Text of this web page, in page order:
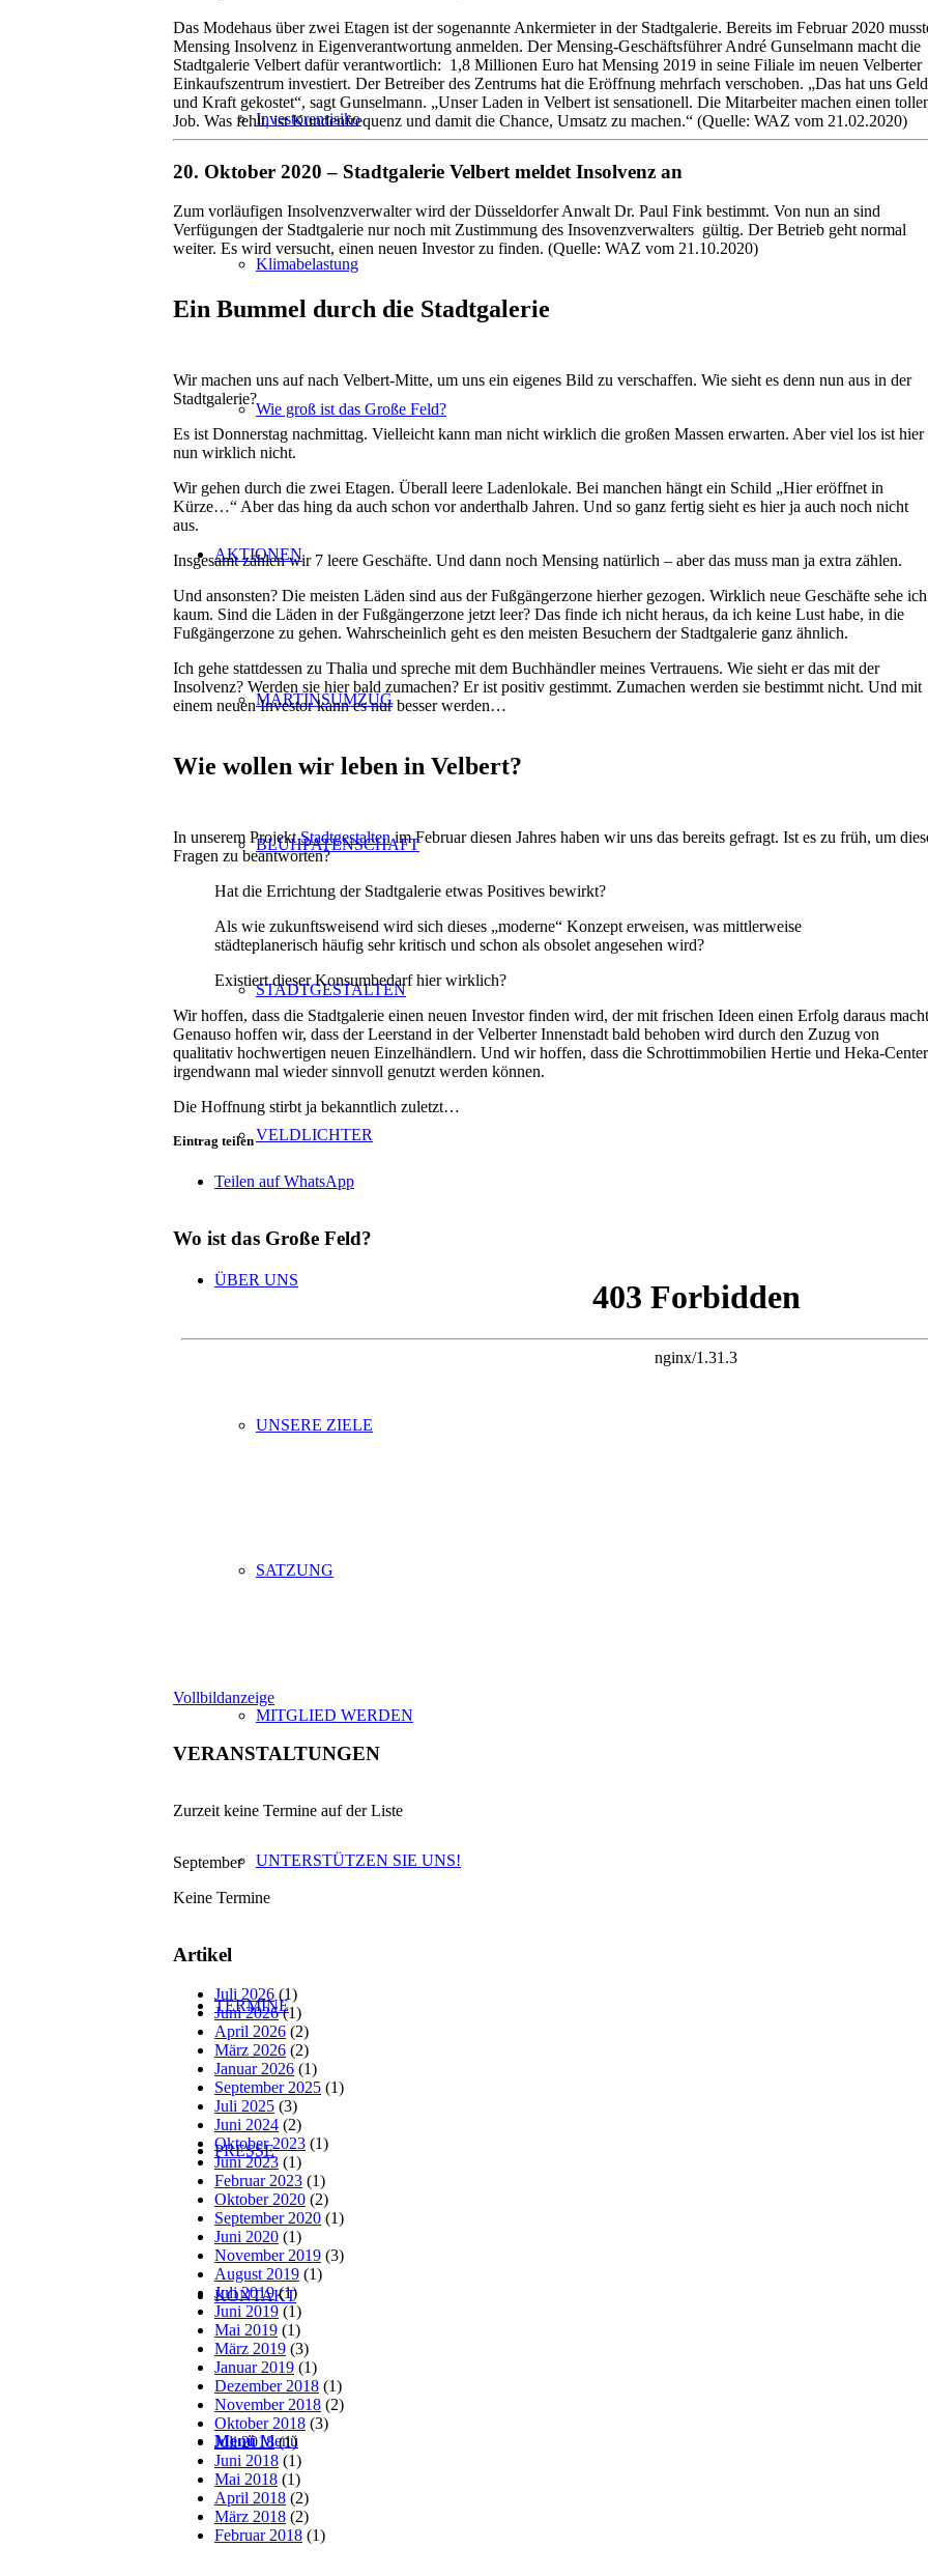
Investorenrisiko
Klimabelastung
Wie groß ist das Große Feld?
AKTIONEN
MARTINSUMZUG
BLÜHPATENSCHAFT
STADTGESTALTEN
VELDLICHTER
ÜBER UNS
UNSERE ZIELE
SATZUNG
MITGLIED WERDEN
UNTERSTÜTZEN SIE UNS!
TERMINE
PRESSE
KONTAKT
Menü Menü
Das Modehaus über zwei Etagen ist der sogenannte Ankermieter in der Stadtgalerie. Bereits im Februar 2020
Mensing Insolvenz in Eigenverantwortung anmelden. Der Mensing-Geschäftsführer André Gunselmann macht die
Stadtgalerie Velbert dafür verantwortlich: 1,8 Millionen Euro hat Mensing 2019 in seine Filiale im neuen Velberter
Einkaufszentrum investiert. Der Betreiber des Zentrums hat die Eröffnung mehrfach verschoben. „Das hat uns Geld
und Kraft gekostet“, sagt Gunselmann. „Unser Laden in Velbert ist sensationell. Die Mitarbeiter machen einen
Job. Was fehlt, ist Kundenfrequenz und damit die Chance, Umsatz zu machen.“ (Quelle: WAZ vom 21.02.2020)
20. Oktober 2020 – Stadtgalerie Velbert meldet Insolvenz an
Zum vorläufigen Insolvenzverwalter wird der Düsseldorfer Anwalt Dr. Paul Fink bestimmt. Von nun an sind
Verfügungen der Stadtgalerie nur noch mit Zustimmung des Insovenzverwalters gültig. Der Betrieb geht normal
weiter. Es wird versucht, einen neuen Investor zu finden. (Quelle: WAZ vom 21.10.2020)
Ein Bummel durch die Stadtgalerie
Wir machen uns auf nach Velbert-Mitte, um uns ein eigenes Bild zu verschaffen. Wie sieht es denn nun aus in der
Stadtgalerie?
Es ist Donnerstag nachmittag. Vielleicht kann man nicht wirklich die großen Massen erwarten. Aber viel los ist hier
nun wirklich nicht.
Wir gehen durch die zwei Etagen. Überall leere Ladenlokale. Bei manchen hängt ein Schild „Hier eröffnet in
Kürze…“ Aber das hing da auch schon vor anderthalb Jahren. Und so ganz fertig sieht es hier ja auch noch nicht
aus.
Insgesamt zählen wir 7 leere Geschäfte. Und dann noch Mensing natürlich – aber das muss man ja extra zählen.
Und ansonsten? Die meisten Läden sind aus der Fußgängerzone hierher gezogen. Wirklich neue Geschäfte sehe ich
kaum. Sind die Läden in der Fußgängerzone jetzt leer? Das finde ich nicht heraus, da ich keine Lust habe, in die
Fußgängerzone zu gehen. Wahrscheinlich geht es den meisten Besuchern der Stadtgalerie ganz ähnlich.
Ich gehe stattdessen zu Thalia und spreche mit dem Buchhändler meines Vertrauens. Wie sieht er das mit der
Insolvenz? Werden sie hier bald zumachen? Er ist positiv gestimmt. Zumachen werden sie bestimmt nicht. Und mit
einem neuen Investor kann es nur besser werden…
Wie wollen wir leben in Velbert?
In unserem ProjektStadtgestaltenim Februar diesen Jahres haben wir uns das bereits gefragt. Ist es zu früh, um
Fragen zu beantworten?
Hat die Errichtung der Stadtgalerie etwas Positives bewirkt?
Als wie zukunftsweisend wird sich dieses „moderne“ Konzept erweisen, was mittlerweise
städteplanerisch häufig sehr kritisch und schon als obsolet angesehen wird?
Existiert dieser Konsumbedarf hier wirklich?
Wir hoffen, dass die Stadtgalerie einen neuen Investor finden wird, der mit frischen Ideen einen Erfolg daraus
Genauso hoffen wir, dass der Leerstand in der Velberter Innenstadt bald behoben wird durch den Zuzug von
qualitativ hochwertigen neuen Einzelhändlern. Und wir hoffen, dass die Schrottimmobilien Hertie und Heka-Center
irgendwann mal wieder sinnvoll genutzt werden können.
Die Hoffnung stirbt ja bekanntlich zuletzt…
Eintrag teilen
Teilen auf WhatsApp
Wo ist das Große Feld?
Vollbildanzeige
VERANSTALTUNGEN
Zurzeit keine Termine auf der Liste
September
Keine Termine
Artikel
Juli 2026 (1)
Juni 2026(1)
April 2026 (2)
März 2026 (2)
Januar 2026 (1)
September 2025 (1)
Juli 2025 (3)
Juni 2024 (2)
Oktober 2023 (1)
Juni 2023 (1)
Februar 2023 (1)
Oktober 2020 (2)
September 2020 (1)
Juni 2020 (1)
November 2019 (3)
August 2019 (1)
Juli 2019(1)
Juni 2019 (1)
Mai 2019 (1)
März 2019 (3)
Januar 2019 (1)
Dezember 2018 (1)
November 2018 (2)
Oktober 2018 (3)
Juli 2018(1)
Juni 2018 (1)
Mai 2018 (1)
April 2018 (2)
März 2018 (2)
Februar 2018 (1)